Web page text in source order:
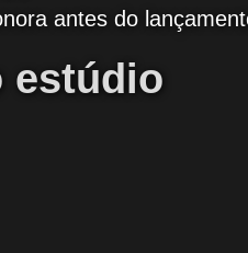
antes do
estúdio